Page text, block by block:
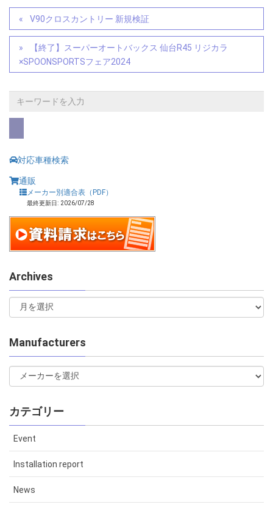
V90クロスカントリー 新規検証
【終了】スーパーオートバックス 仙台R45 リジカラ
×SPOONSPORTSフェア2024
対応車種検索
通販
メーカー別適合表（PDF）
最終更新日: 2026/07/28
Archives
Manufacturers
カテゴリー
Event
Installation report
News